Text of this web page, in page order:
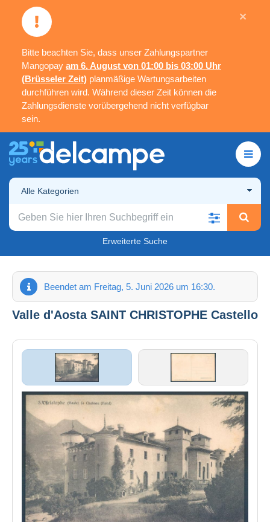
Bitte beachten Sie, dass unser Zahlungspartner
Mangopay am 6. August von 01:00 bis 03:00 Uhr
(Brüsseler Zeit) planmäßige Wartungsarbeiten
durchführen wird. Während dieser Zeit können die
Zahlungsdienste vorübergehend nicht verfügbar
sein.
×
Alle Kategorien
Erweiterte Suche
Beendet am Freitag, 5. Juni 2026 um 16:30.
Valle d'Aosta SAINT CHRISTOPHE Castello